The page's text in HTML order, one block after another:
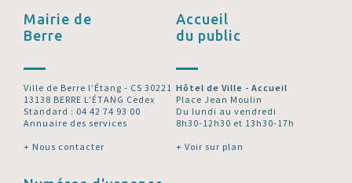
Mairie de
Berre
Ville de Berre l’Étang - CS 30221
13138 BERRE L'ÉTANG Cedex
Standard : 04 42 74 93 00
Annuaire des services
+ Nous contacter
Accueil
du public
Hôtel de Ville - Accueil
Place Jean Moulin
Du lundi au vendredi
8h30-12h30 et 13h30-17h
+ Voir sur plan